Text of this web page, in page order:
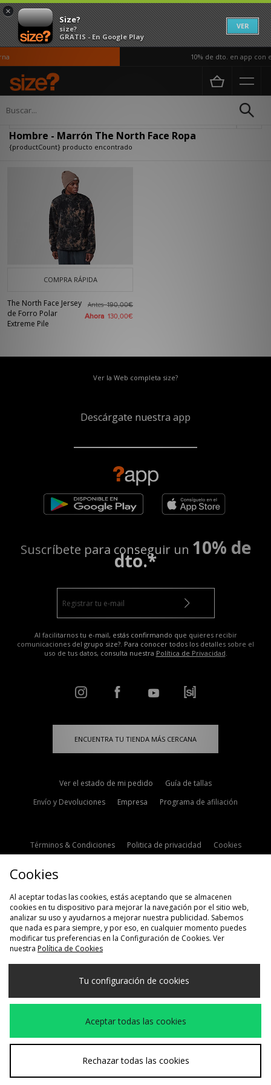
×
Size?
size?
GRATIS - En Google Play
VER
10% de dto. en app con
Página principal
Hombre - Marrón The North Face Ropa
{productCount} producto encontrado
COMPRA RÁPIDA
The North Face Jersey
de Forro Polar
Extreme Pile
Antes190,00€
Ahora 130,00€
Ver la Web completa size?
Descárgate nuestra app
Suscríbete para conseguir un 10% de
dto.*
Al facilitarnos tu e-mail, estás confirmando que quieres recibir
comunicaciones del grupo size?. Para conocer todos los detalles sobre el
uso de tus datos, consulta nuestra Política de Privacidad.
ENCUENTRA TU TIENDA MÁS CERCANA
Ver el estado de mi pedido
Guía de tallas
Envío y Devoluciones
Empresa Programa de afiliación
Términos & Condiciones Politica de privacidad
Cookies
Selecciona País
España
Aceptamos las siguientes formas de pago
Visita nuestra página corporativa en www.jdplc.com
Cookies
Al aceptar todas las cookies, estás aceptando que se almacenen
cookies en tu dispositivo para mejorar la navegación por el sitio web,
analizar su uso y ayudarnos a mejorar nuestra publicidad. Sabemos
que nada es para siempre, y por eso, en cualquier momento puedes
modificar tus preferencias en la Configuración de Cookies. Ver
nuestra Política de Cookies
Tu configuración de cookies
Aceptar todas las cookies
Rechazar todas las cookies